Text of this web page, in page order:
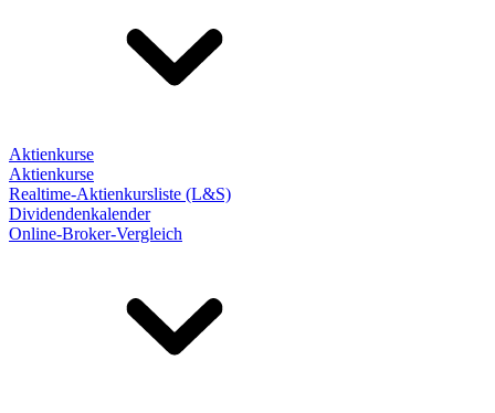
Aktienkurse
Aktienkurse
Realtime-Aktienkursliste (L&S)
Dividendenkalender
Online-Broker-Vergleich